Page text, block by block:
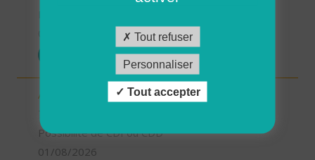
AIDE A DOMICILE (H/F)
Possibilité de CDI ou CDD
01/08/2026
Tout refuser
Personnaliser
Tout accepter